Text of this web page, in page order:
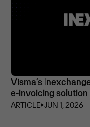
Visma’s
e-invoicing solution
ARTICLE⏵JUN 1, 2026